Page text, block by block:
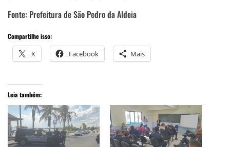
Fonte: Prefeitura de São Pedro da Aldeia
Compartilhe isso:
X Facebook Mais
Leia também: